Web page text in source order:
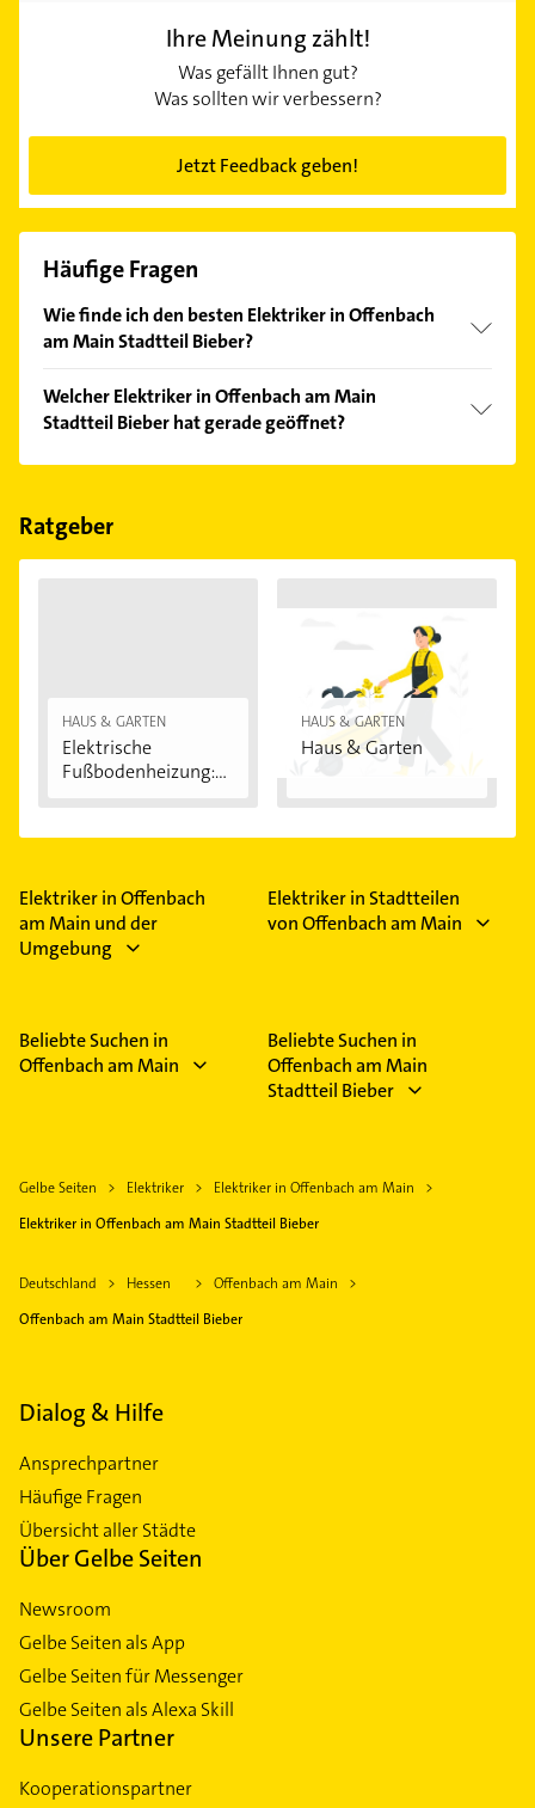
Ihre Meinung zählt!
Was gefällt Ihnen gut?
Was sollten wir verbessern?
Jetzt Feedback geben!
Häufige Fragen
Wie finde ich den besten Elektriker in Offenbach
am Main Stadtteil Bieber?
Kundenmeinungen und profitieren Sie von den
Empfehlungen. Die Suchergebnisse können Sie sich
einfach nachBewertungensortiert anzeigen lassen.
Welcher Elektriker in Offenbach am Main
Stadtteil Bieber hat gerade geöffnet?
Im Anbieter-Bereich finden Sie alleÖffnungszeiten.
Feiertagen abweichen können.
Ratgeber
HAUS & GARTEN
Elektrische
Fußbodenheizung:
HAUS & GARTEN
Haus & Garten
Elektriker in Offenbach
am Main und der
Umgebung
Elektriker in Stadtteilen
von Offenbach am Main
Beliebte Suchen in
Offenbach am Main
Beliebte Suchen in
Offenbach am Main
Stadtteil Bieber
Gelbe Seiten Elektriker
Elektriker in Offenbach am Main
Elektriker in Offenbach am Main Stadtteil Bieber
Deutschland Hessen
Offenbach am Main
Offenbach am Main Stadtteil Bieber
Dialog & Hilfe
Ansprechpartner
Häufige Fragen
Übersicht aller Städte
Über Gelbe Seiten
Newsroom
Gelbe Seiten als App
Gelbe Seiten für Messenger
Gelbe Seiten als Alexa Skill
Unsere Partner
Kooperationspartner